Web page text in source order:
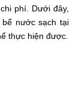
phí. Dưới đây,
nước sạch tại
thực hiện được.